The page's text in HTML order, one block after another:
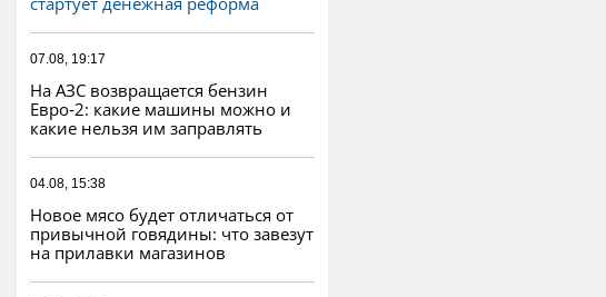
07.08, 19:17
На АЗС возвращается бензин
Евро‑2: какие машины можно и
какие нельзя им заправлять
04.08, 15:38
Новое мясо будет отличаться от
привычной говядины: что завезут
на прилавки магазинов